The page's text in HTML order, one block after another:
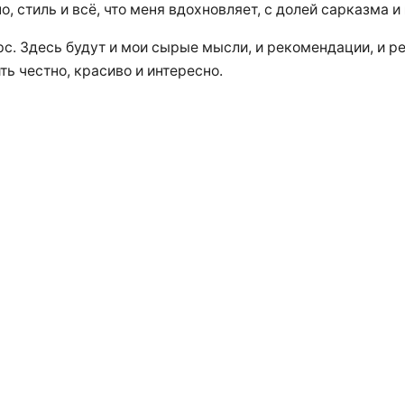
стиль и всё, что меня вдохновляет, с долей сарказма и
Здесь будут и мои сырые мысли, и рекомендации, и
честно, красиво и интересно.